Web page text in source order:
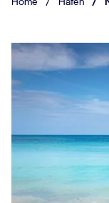
Home / Hafen /